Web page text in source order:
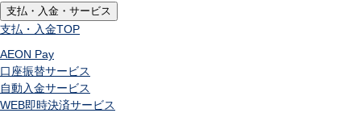
支払・入金・サービス
支払・入金TOP
AEON Pay
口座振替サービス
自動入金サービス
WEB即時決済サービス